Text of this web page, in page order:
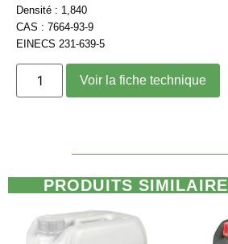
Densité : 1,840
CAS : 7664-93-9
EINECS 231-639-5
Voir la fiche technique
PRODUITS SIMILAIRE